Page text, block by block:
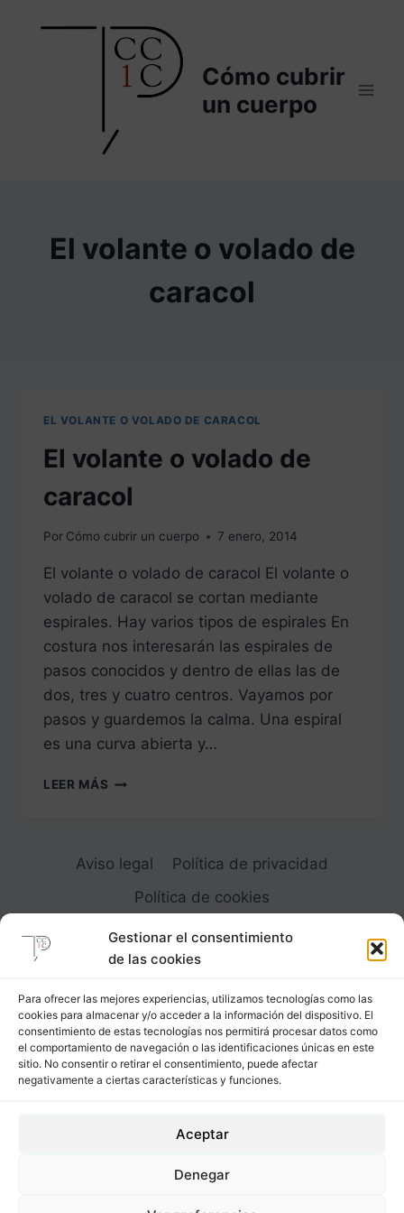
Gestionar el consentimiento
de las cookies
Para ofrecer las mejores experiencias, utilizamos tecnologías como las
cookies para almacenar y/o acceder a la información del dispositivo. El
consentimiento de estas tecnologías nos permitirá procesar datos como
el comportamiento de navegación o las identificaciones únicas en este
sitio. No consentir o retirar el consentimiento, puede afectar
negativamente a ciertas características y funciones.
Aceptar
Denegar
Cómo cubrir
un cuerpo
El volante o volado de
caracol
EL VOLANTE O VOLADO DE CARACOL
El volante o volado de
caracol
Por Cómo cubrir un cuerpo 7 enero, 2014
El volante o volado de caracol El volante o
volado de caracol se cortan mediante
espirales. Hay varios tipos de espirales En
costura nos interesarán las espirales de
pasos conocidos y dentro de ellas las de
dos, tres y cuatro centros. Vayamos por
pasos y guardemos la calma. Una espiral
es una curva abierta y…
LEER MÁS EL
DE
CARACOL
Aviso legal
Política de privacidad
Política de cookies
Carrer Provença, 183
08036 - Barcelona (Espana)